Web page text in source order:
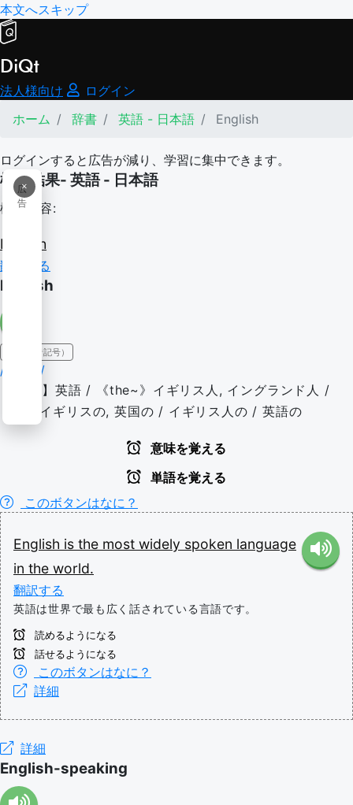
本文へスキップ
DiQt
法人様向け
ログイン
ホーム
辞書 英語 - 日本語 English
ログインすると広告が減り、学習に集中できます。
×
広
告
検索結果- 英語 - 日本語
検索内容:
English
翻訳する
English
IPA（発音記号）
/ˈɪŋɡlɪʃ/
【名/U】英語 / 《the~》イギリス人, イングランド人 /
【形】イギリスの, 英国の / イギリス人の / 英語の
意味を覚える
単語を覚える
このボタンはなに？
English is the most widely spoken language
in the world.
翻訳する
英語は世界で最も広く話されている言語です。
読めるようになる
話せるようになる
このボタンはなに？
詳細
詳細
English-speaking